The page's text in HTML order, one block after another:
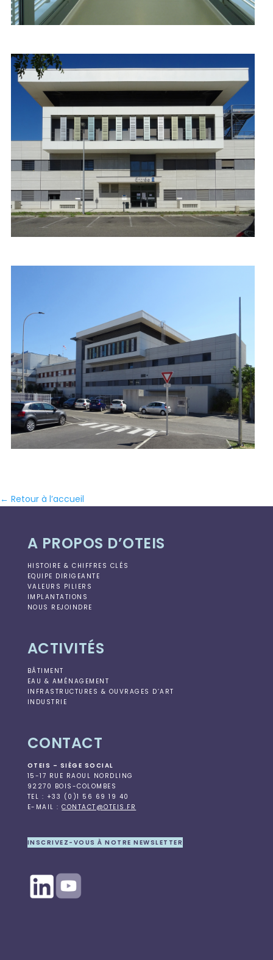
← Retour à l’accueil
A PROPOS D’OTEIS
HISTOIRE & CHIFFRES CLÉS
EQUIPE DIRIGEANTE
VALEURS PILIERS
IMPLANTATIONS
NOUS REJOINDRE
ACTIVITÉS
BÂTIMENT
EAU & AMÉNAGEMENT
INFRASTRUCTURES & OUVRAGES D’ART
INDUSTRIE
CONTACT
OTEIS – SIÈGE SOCIAL
15-17 RUE RAOUL NORDLING
92270 BOIS-COLOMBES
TEL : +33 (0)1 56 69 19 40
E-MAIL :CONTACT@OTEIS.FR
INSCRIVEZ-VOUS À NOTRE NEWSLETTER